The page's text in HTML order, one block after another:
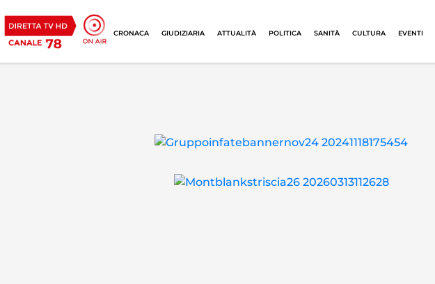
CRONACA GIUDIZIARIA ATTUALITÀ POLITICA SANITÀ CULTURA EVENTI